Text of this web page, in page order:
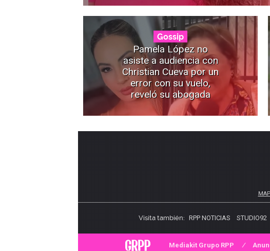
Gossip
Pamela López no
asiste a audiencia con
Christian Cueva por un
error con su vuelo,
reveló su abogada
Visita también: RPP NOTICIAS STUDIO92
Mediakit Grupo RPP